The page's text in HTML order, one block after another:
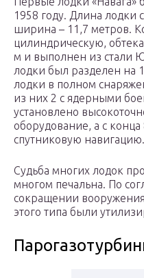
1958 году. Длина лодки
ширина – 11,7 метров.
цилиндрическую,
м и выполнен из стали
лодки был разделен на
лодки в полном
из них 2 с ядерными
установлено
оборудование, а с
спутниковую навигацию.
Судьба многих лодок
многом печальна. По
сокращении
этого типа были